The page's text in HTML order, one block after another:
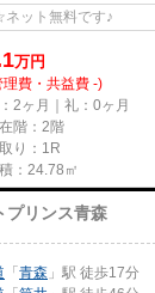
ット無料です♪
万円
理費・共益費 -)
2ヶ月｜礼：0ヶ月
階：2階
り：1R
：24.78㎡
プリンス青森
「 青森 」駅 徒歩17分